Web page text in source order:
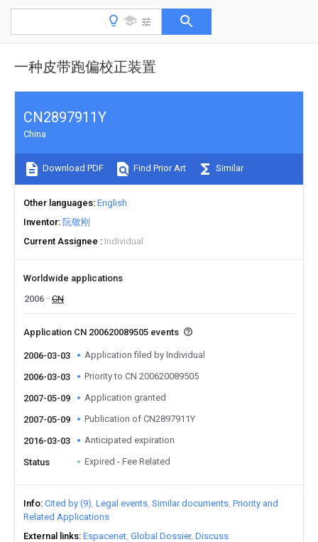
一种皮带跑偏校正装置
CN2897911Y
China
Download PDF Find Prior Art Similar
Other languages English
Inventor 阮敬刚
Current Assignee
Individual
Worldwide applications
2006
CN
Application CN 200620089505 events
2006-03-03 Application filed by Individual
2006-03-03 Priority to CN 200620089505
2007-05-09 Application granted
2007-05-09 Publication of CN2897911Y
2016-03-03 Anticipated expiration
Status Expired - Fee Related
Info Cited by (9) Legal events Similar documents Priority and
Related Applications
External links Espacenet Global Dossier Discuss